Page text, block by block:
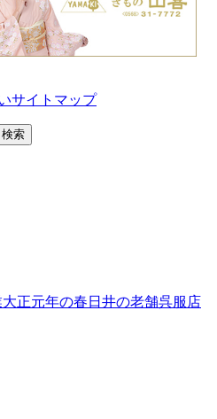
サイトマップ
正元年の春日井の老舗呉服店